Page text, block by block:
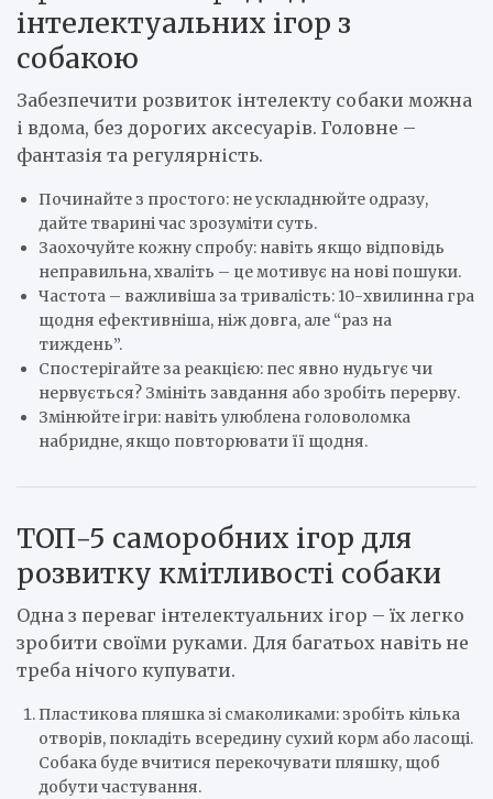
інтелектуальних ігор з
собакою
Забезпечити розвиток інтелекту собаки можна
і вдома, без дорогих аксесуарів. Головне –
фантазія та регулярність.
Починайте з простого: не ускладнюйте одразу,
дайте тварині час зрозуміти суть.
Заохочуйте кожну спробу: навіть якщо відповідь
неправильна, хваліть – це мотивує на нові пошуки.
Частота – важливіша за тривалість: 10-хвилинна гра
щодня ефективніша, ніж довга, але “раз на
тиждень”.
Спостерігайте за реакцією: пес явно нудьгує чи
нервується? Змініть завдання або зробіть перерву.
Змінюйте ігри: навіть улюблена головоломка
набридне, якщо повторювати її щодня.
ТОП-5 саморобних ігор для
розвитку кмітливості собаки
Одна з переваг інтелектуальних ігор – їх легко
зробити своїми руками. Для багатьох навіть не
треба нічого купувати.
Пластикова пляшка зі смаколиками: зробіть кілька
отворів, покладіть всередину сухий корм або ласощі.
Собака буде вчитися перекочувати пляшку, щоб
добути частування.